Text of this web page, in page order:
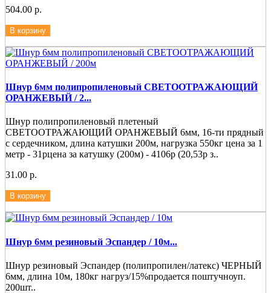
504.00 р.
В корзину
Шнур 6мм полипропиленовый СВЕТООТРАЖАЮЩИЙ
ОРАНЖЕВЫЙ / 2...
Шнур полипропиленовый плетеный
СВЕТООТРАЖАЮЩИЙ ОРАНЖЕВЫЙ 6мм, 16-ти прядный
с сердечником, длина катушки 200м, нагрузка 550кг цена за 1
метр - 31рцена за катушку (200м) - 4106р (20,53р з..
31.00 р.
В корзину
Шнур 6мм резиновый Эспандер / 10м...
Шнур резиновый Эспандер (полипропилен/латекс) ЧЕРНЫЙ
6мм, длина 10м, 180кг нагруз/15%продается поштучноуп.
200шт..